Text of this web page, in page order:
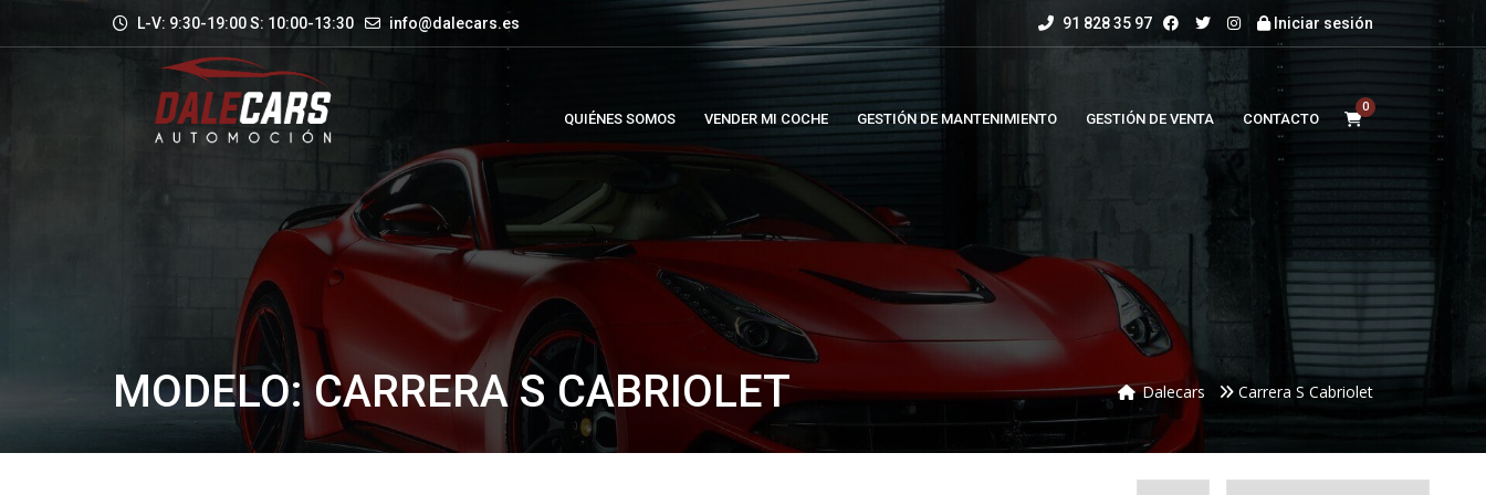
L-V: 9:30-19:00 S: 10:00-13:30 info@dalecars.es 91 828 35 97 Iniciar sesión
QUIÉNES SOMOS VENDER MI COCHE GESTIÓN DE MANTENIMIENTO GESTIÓN DE VENTA CONTACTO
0
MODELO: CARRERA S CABRIOLET Dalecars Carrera S Cabriolet